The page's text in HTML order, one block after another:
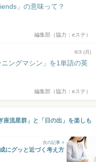
」の意味って？
編集部（協力：eステ）
8/3 (月)
ングマシン」を1単語の英
編集部（協力：eステ）
流星群」と「日の出」を楽しも
次の記事 »
にグッと近づく考え方